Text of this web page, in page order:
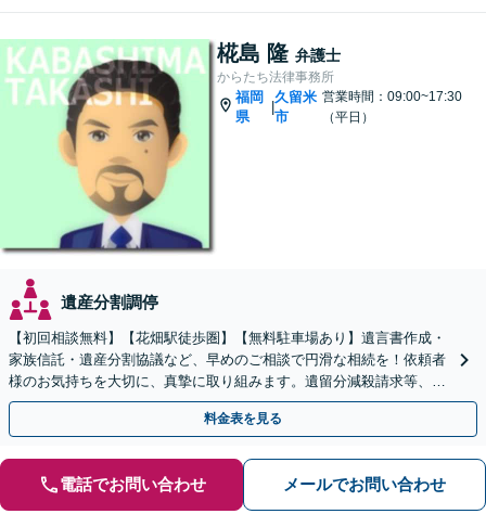
椛島 隆 弁護士
からたち法律事務所
福岡
県
|
久留米
市
営業時間：09:00~17:30
（平日）
遺産分割調停
【初回相談無料】【花畑駅徒歩圏】【無料駐車場あり】遺言書作成・
家族信託・遺産分割協議など、早めのご相談で円滑な相続を！依頼者
様のお気持ちを大切に、真摯に取り組みます。遺留分減殺請求等、揉
めた場合も親身になって対応致します。
料金表を見る
電話でお問い合わせ メールでお問い合わせ